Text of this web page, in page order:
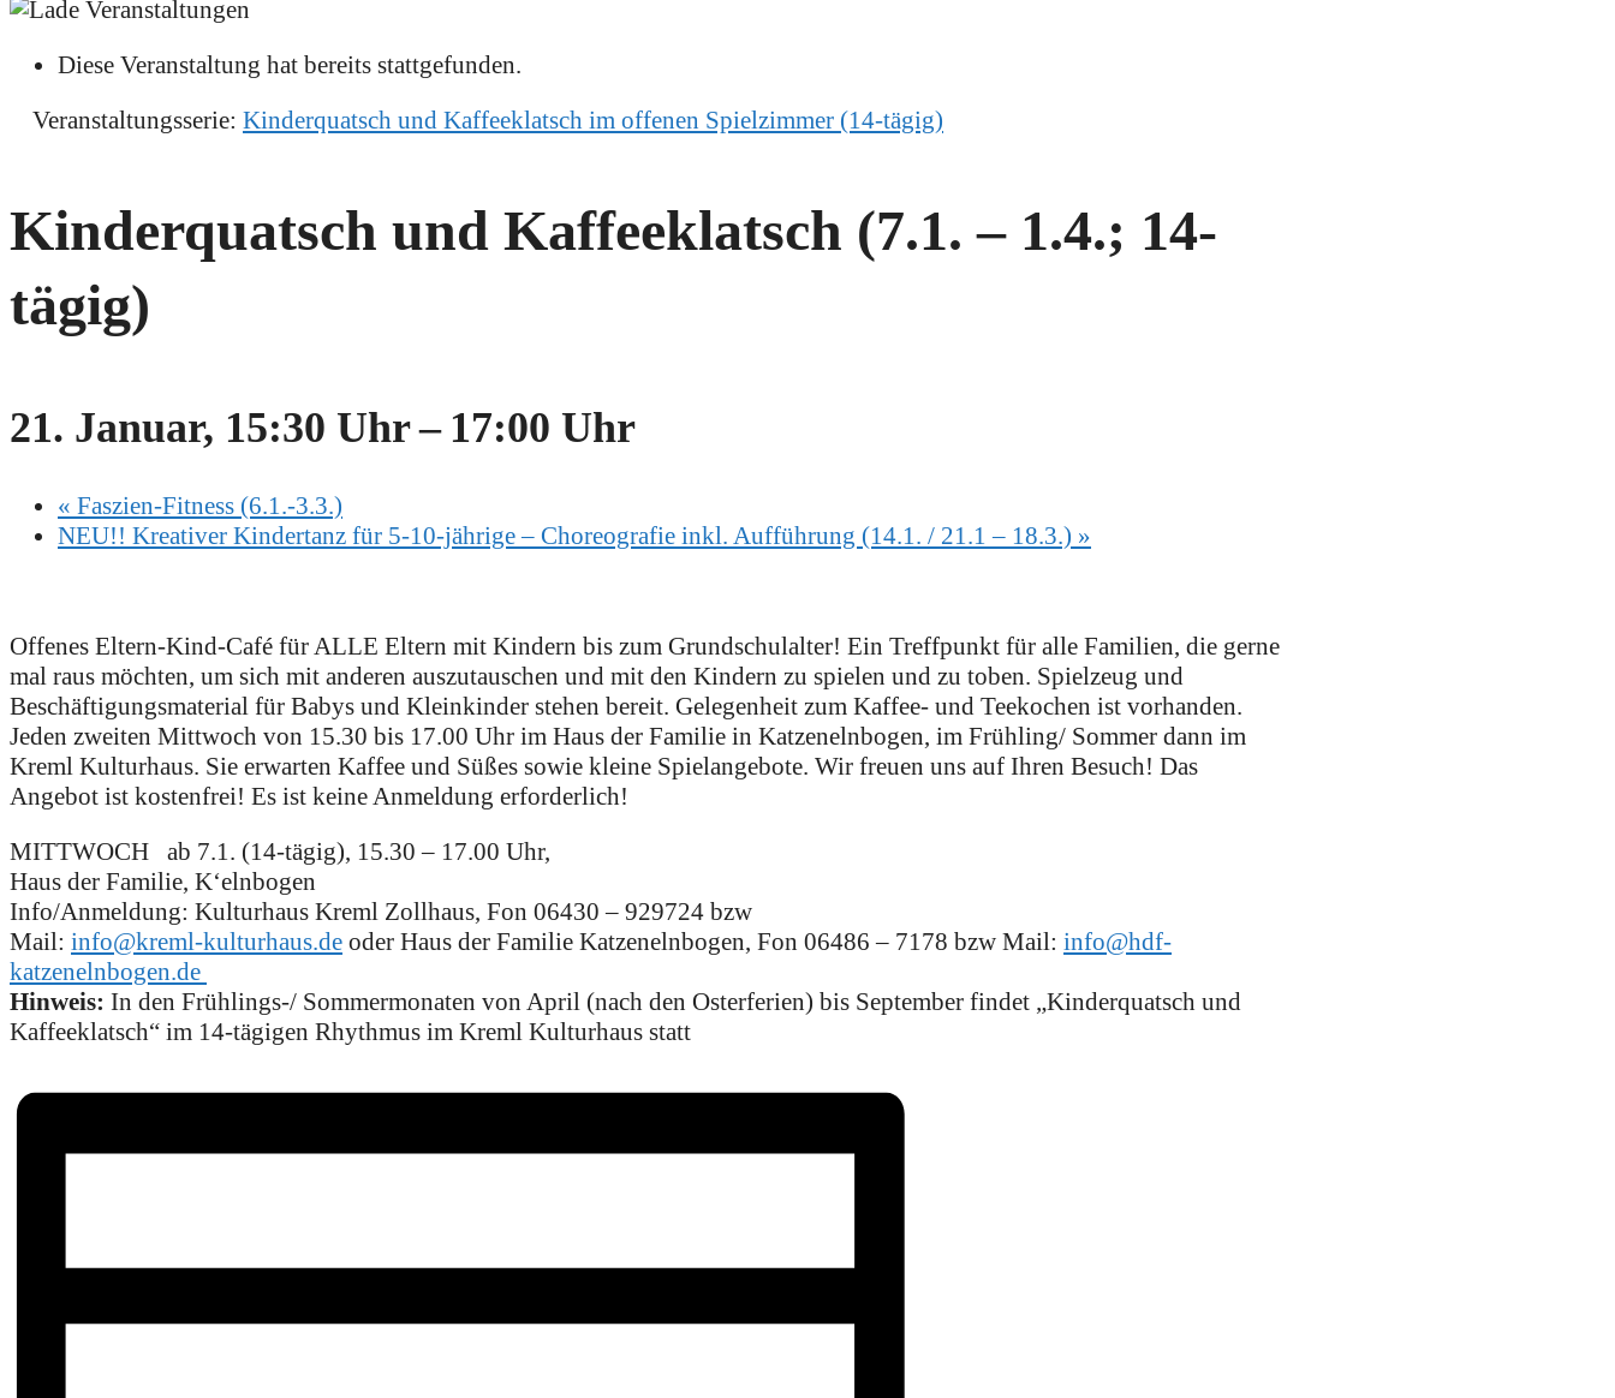
Diese Veranstaltung hat bereits stattgefunden.
Veranstaltungsserie: Kinderquatsch und Kaffeeklatsch im offenen Spielzimmer (14-tägig)
Kinderquatsch und Kaffeeklatsch (7.1. – 1.4.; 14-
tägig)
21. Januar, 15:30 Uhr– 17:00 Uhr
« Faszien-Fitness (6.1.-3.3.)
NEU!! Kreativer Kindertanz für 5-10-jährige – Choreografie inkl. Aufführung (14.1. / 21.1 – 18.3.) »
Offenes Eltern-Kind-Café für ALLE Eltern mit Kindern bis zum Grundschulalter! Ein Treffpunkt für alle Familien, die gerne
mal raus möchten, um sich mit anderen auszutauschen und mit den Kindern zu spielen und zu toben. Spielzeug und
Beschäftigungsmaterial für Babys und Kleinkinder stehen bereit. Gelegenheit zum Kaffee- und Teekochen ist vorhanden.
Jeden zweiten Mittwoch von 15.30 bis 17.00 Uhr im Haus der Familie in Katzenelnbogen, im Frühling/ Sommer dann im
Kreml Kulturhaus. Sie erwarten Kaffee und Süßes sowie kleine Spielangebote. Wir freuen uns auf Ihren Besuch! Das
Angebot ist kostenfrei! Es ist keine Anmeldung erforderlich!
MITTWOCH ab 7.1. (14-tägig), 15.30 – 17.00 Uhr,
Haus der Familie, K‘elnbogen
Info/Anmeldung: Kulturhaus Kreml Zollhaus, Fon 06430 – 929724 bzw
Mail: info@kreml-kulturhaus.de oder Haus der Familie Katzenelnbogen, Fon 06486 – 7178 bzw Mail: info@hdf-
katzenelnbogen.de
Hinweis: In den Frühlings-/ Sommermonaten von April (nach den Osterferien) bis September findet „Kinderquatsch und
Kaffeeklatsch“ im 14-tägigen Rhythmus im Kreml Kulturhaus statt